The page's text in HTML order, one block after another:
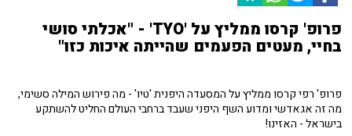
פרופ' קרסו ממליץ על 'TYO' - "אכלתי סושי
בחיי, מעטים הפעמים שהייתה איכות כזו"
פרופ' רפי קרסו ממליץ על המסעדה היפנית 'טיו' - מה פירוש המילה סשימי,
מה זה אגאדשי ומדוע השף היפני שעבד ברחבי העולם החליט להשתקע
בישראל - האזינו!